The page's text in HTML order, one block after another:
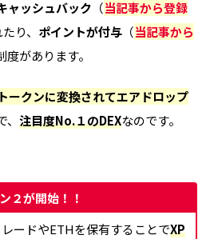
ャッシュバック （当記事から登録
り、 ポイントが付与 （当記事から
度があります。
トークンに変換されてエアドロップ
注目度No.１のDEXなのです。
２が開始！！
ードやETHを保有することでXP